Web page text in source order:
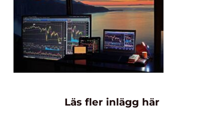
Läs fler inlägg här